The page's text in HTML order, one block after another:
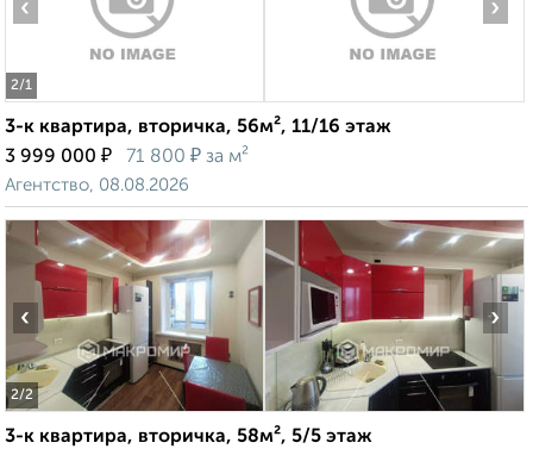
2/1
‹ ›
3-к квартира, вторичка, 56м², 11/16 этаж
3 999 000 ₽ 71 800 ₽ за м²
Агентство, 08.08.2026
2/2
‹ ›
3-к квартира, вторичка, 58м², 5/5 этаж